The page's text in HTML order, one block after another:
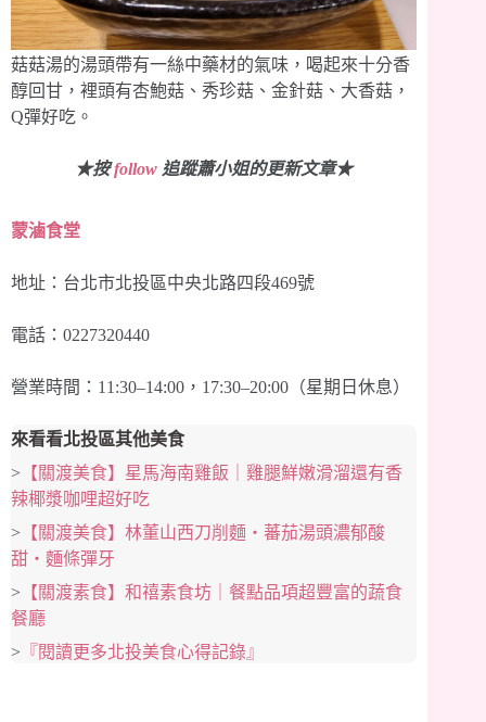
菇菇湯的湯頭帶有一絲中藥材的氣味，喝起來十分香
醇回甘，裡頭有杏鮑菇、秀珍菇、金針菇、大香菇，
Q彈好吃。
★按follow 追蹤蕭小姐的更新文章★
蒙滷食堂
地址：台北市北投區中央北路四段469號
電話：0227320440
營業時間：11:30–14:00，17:30–20:00（星期日休息）
來看看北投區其他美食
> 【關渡美食】星馬海南雞飯｜雞腿鮮嫩滑溜還有香
辣椰漿咖哩超好吃
> 【關渡美食】林董山西刀削麵‧蕃茄湯頭濃郁酸
甜‧麵條彈牙
> 【關渡素食】和禧素食坊｜餐點品項超豐富的蔬食
餐廳
> 『閱讀更多北投美食心得記錄』